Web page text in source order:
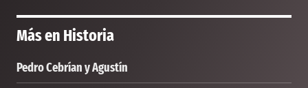
Más en Historia
Pedro Cebrían y Agustín